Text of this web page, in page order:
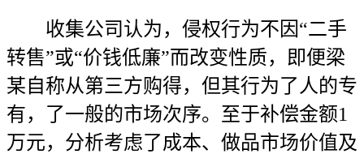
收集公司认为，侵权行为不因“二手
转售”或“价钱低廉”而改变性质，即便梁
某自称从第三方购得，但其行为了人的专
有，了一般的市场次序。至于补偿金额1
万元，分析考虑了成本、做品市场价值及